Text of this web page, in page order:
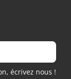
écrivez nous !